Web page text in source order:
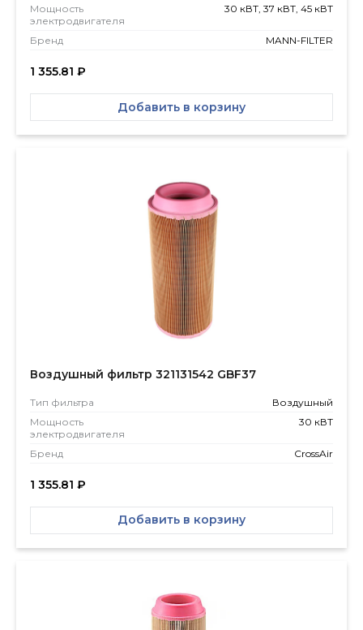
Мощность
электродвигателя
30 кВТ, 37 кВТ, 45 кВТ
Бренд MANN-FILTER
1 355.81 ₽
Добавить в корзину
Воздушный фильтр 321131542 GBF37
Тип фильтра
Воздушный
Мощность
электродвигателя
30 кВТ
Бренд CrossAir
1 355.81 ₽
Добавить в корзину